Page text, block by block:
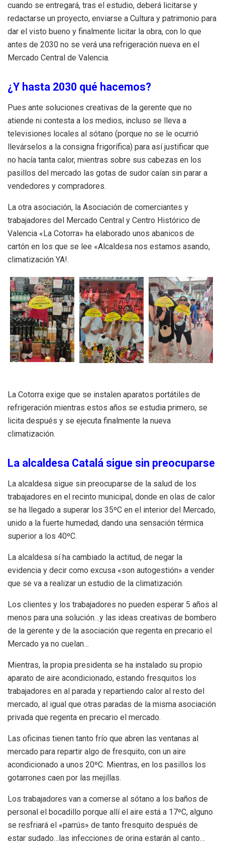
cuando se entregará, tras el estudio, deberá licitarse y
redactarse un proyecto, enviarse a Cultura y patrimonio para
dar el visto bueno y finalmente licitar la obra, con lo que
antes de 2030 no se verá una refrigeración nueva en el
Mercado Central de Valencia.
¿Y hasta 2030 qué hacemos?
Pues ante soluciones creativas de la gerente que no
atiende ni contesta a los medios, incluso se lleva a
televisiones locales al sótano (porque no se le ocurrió
llevárselos a la consigna frigorífica) para así justificar que
no hacía tanta calor, mientras sobre sus cabezas en los
pasillos del mercado las gotas de sudor caían sin parar a
vendedores y compradores.
La otra asociación, la Asociación de comerciantes y
trabajadores del Mercado Central y Centro Histórico de
Valencia «La Cotorra» ha elaborado unos abanicos de
cartón en los que se lee «Alcaldesa nos estamos asando,
climatización YA!.
La Cotorra exige que se instalen aparatos portátiles de
refrigeración mientras estos años se estudia primero, se
licita después y se ejecuta finalmente la nueva
climatización.
La alcaldesa Catalá sigue sin preocuparse
La alcaldesa sigue sin preocuparse de la salud de los
trabajadores en el recinto municipal, donde en olas de calor
se ha llegado a superar los 35ºC en el interior del Mercado,
unido a la fuerte humedad, dando una sensación térmica
superior a los 40ºC.
La alcaldesa sí ha cambiado la actitud, de negar la
evidencia y decir como excusa «son autogestión» a vender
que se va a realizar un estudio de la climatización.
Los clientes y los trabajadores no pueden esperar 5 años al
menos para una solución…y las ideas creativas de bombero
de la gerente y de la asociación que regenta en precario el
Mercado ya no cuelan…
Mientras, la propia presidenta se ha instalado su propio
aparato de aire acondicionado, estando fresquitos los
trabajadores en al parada y repartiendo calor al resto del
mercado, al igual que otras paradas de la misma asociación
privada que regenta en precario el mercado.
Las oficinas tienen tanto frío que abren las ventanas al
mercado para repartir algo de fresquito, con un aire
acondicionado a unos 20ºC. Mientras, en los pasillos los
gotarrones caen por las mejillas.
Los trabajadores van a comerse al sótano a los baños de
personal el bocadillo porque allí el aire está a 17ºC, alguno
se resfriará el «parrús» de tanto fresquito después de
estar sudado…las infecciones de orina estarán al canto…